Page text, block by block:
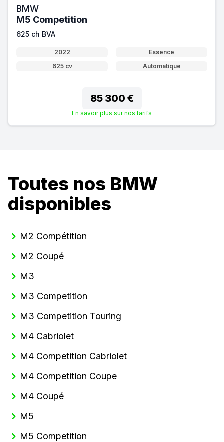
BMW
M5 Competition
625 ch BVA
2022
Essence
625 cv
Automatique
85 300 €
En savoir plus sur nos tarifs
Toutes nos BMW
disponibles
M2 Compétition
M2 Coupé
M3
M3 Competition
M3 Competition Touring
M4 Cabriolet
M4 Competition Cabriolet
M4 Competition Coupe
M4 Coupé
M5
M5 Competition